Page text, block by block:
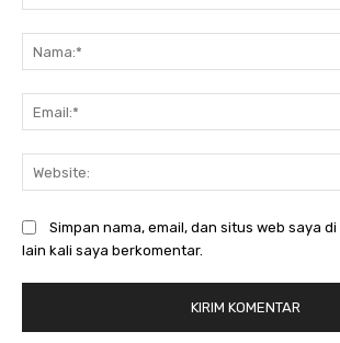
Simpan nama, email, dan situs web saya
lain kali saya berkomentar.